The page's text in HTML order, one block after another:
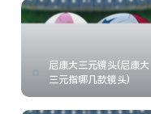
尼康大三元镜头(尼康大
三元指哪几款镜头)